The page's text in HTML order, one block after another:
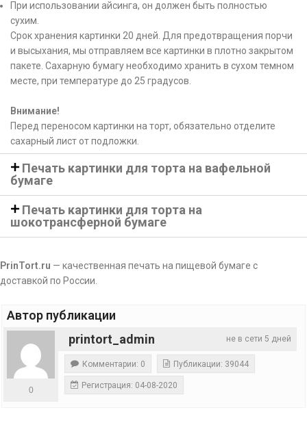
При использовании айсинга, он должен быть полностью
сухим.
Срок хранения картинки 20 дней. Для предотвращения порчи
и высыхания, мы отправляем все картинки в плотно закрытом
пакете. Сахарную бумагу необходимо хранить в сухом темном
месте, при температуре до 25 градусов.
Внимание!
Перед переносом картинки на торт, обязательно отделите
сахарный лист от подложки.
Печать картинки для торта на вафельной
бумаге
Печать картинки для торта на
шокотрансферной бумаге
PrinTort.ru — качественная печать на пищевой бумаге с
доставкой по России.
Автор публикации
не в сети 5 дней
printort_admin
0
Комментарии: 0 Публикации: 39044
Регистрация: 04-08-2020